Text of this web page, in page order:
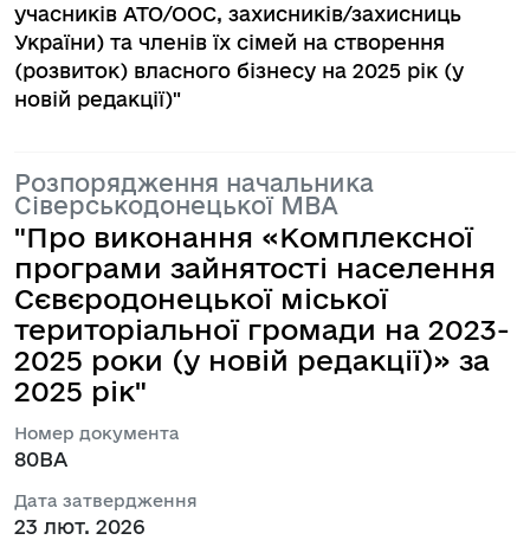
учасників АТО/ООС, захисників/захисниць
України) та членів їх сімей на створення
(розвиток) власного бізнесу на 2025 рік (у
новій редакції)"
Розпорядження начальника
Сіверськодонецької МВА
"Про виконання «Комплексної
програми зайнятості населення
Сєвєродонецької міської
територіальної громади на 2023-
2025 роки (у новій редакції)» за
2025 рік"
Номер документа
80ВА
Дата затвердження
23 лют. 2026